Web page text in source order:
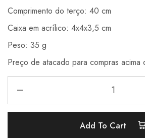
Comprimento do terço: 40 cm
Caixa em acrílico: 4x4x3,5 cm
Peso: 35 g
Preço de atacado para compras
Add To Cart